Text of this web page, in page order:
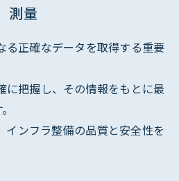
測量
る正確なデータを取得する重要
に把握し、その情報をもとに最
インフラ整備の品質と安全性を